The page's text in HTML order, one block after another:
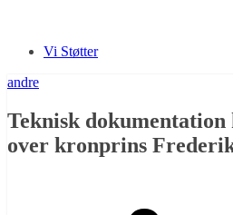
Vi Støtter
andre
Teknisk dokumentation
over kronprins